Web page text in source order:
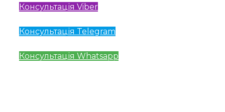
Консультація Viber
Консультація Telegram
Консультація Whatsapp